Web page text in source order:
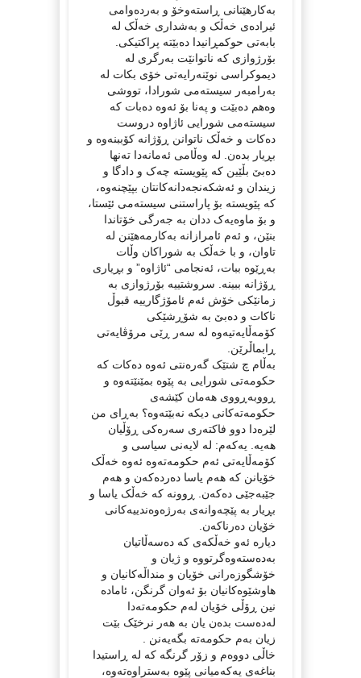
بەکارهێنانی ڕاستەوخۆ و بەردەوامی
ئیرادەی خەڵک و بەشداری خەڵک لە
بابەتی حوکمڕانیدا دەبێتە پراکتیکی.
بۆرژوازی کە ناتوانێت بەرگری لە
دیموکراسی نوێنەرایەتی خۆی بکات لە
بەرامبەر سیستەمی شورادا، تووشی
وەهم دەبێت و پەنا بۆ ئەوە دەبات کە
سیستەمی شورایی ئاژاوە دروست
دەکات و خەڵک ناتوانن ڕۆژانە کۆببنەوە و
بڕیار بدەن. لە وەڵامی ئەمانەدا تەنها
دەبێ بڵێین کە پێویستە چەک و دادگا و
زیندان و ئەشکەنجەدانەکانتان بپێچنەوە،
کە پێویستە بۆ پاراستنی سیستەمی ئێستا،
و بۆ ماوەیەک ددان بە جەرگی خۆتاندا
بنێن، و ئەم ئامرازانە بەکارمەهێنن لە
تاوان، و با خەڵک بە شوراکان وڵات
بەڕێوە ببات، ئەنجامی “ئاژاوە” و بڕیاری
ڕۆژانە ببینە. سروشتییە بۆرژوازی بە
زمانێکی خۆش ئەم ئامۆژگارییە قبوڵ
ناکات و دەبێ بە شۆڕشێکی
کۆمەڵایەتیەوە لە سەر ڕێی مرۆڤایەتی
ڕابماڵرێن.
بەڵام چ شتێک گەرەنتی ئەوە دەکات کە
حکومەتی شورایی بە پێوە بمێنێتەوە و
ڕووبەڕووی هەمان کێشەی
حکومەتەکانی دیکە نەبێتەوە؟ بەڕای من
لێرەدا دوو فاکتەری سەرەکی ڕۆڵیان
هەیە. یەکەم: لە لایەنی سیاسی و
کۆمەڵایەتی ئەم حکومەتەوە ئەوە خەڵک
خۆیانن کە هەم یاسا دەردەکەن و هەم
جێبەجێی دەکەن. ڕوونە کە خەڵک یاسا و
بڕیار بە پێچەوانەی بەرژەوەندییەکانی
خۆیان دەرناکەن.
دیارە ئەو خەڵکەی کە دەسەڵاتیان
بەدەستەوەگرتووە و ژیان و
خۆشگوزەرانی خۆیان و منداڵەکانیان و
هاوشێوەکانیان بۆ ئەوان گرنگن، ئامادە
نین ڕۆڵی خۆیان لەم حکومەتەدا
لەدەست بدەن یان بە هەر نرخێک بێت
زیان بەم حکومەتە بگەیەنن .
خاڵی دووەم و زۆر گرنگە کە لە ڕاستیدا
بناغەی یەکەمیانی پێوە بەستراوەتەوە،